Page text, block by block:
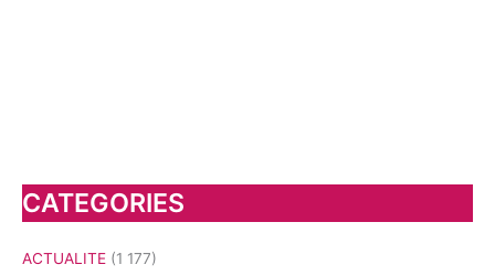
CATEGORIES
ACTUALITE (1 177)